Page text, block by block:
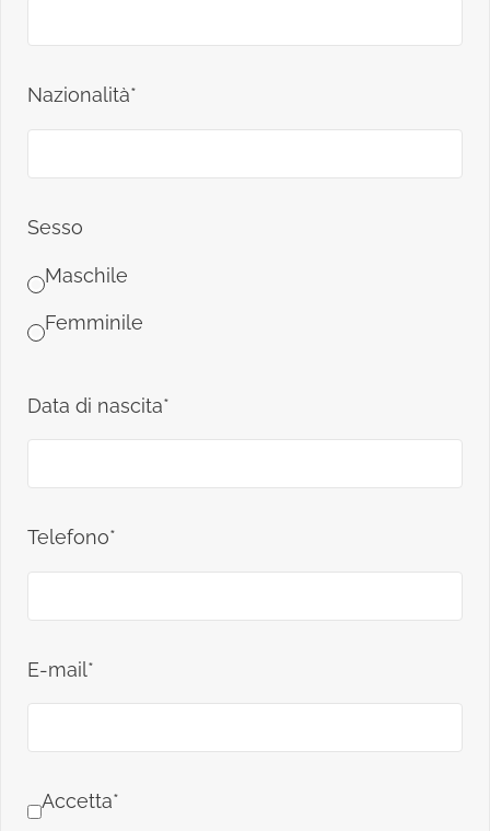
Nazionalità*
Sesso
Maschile
Femminile
Data di nascita*
Telefono*
E-mail*
Accetta*